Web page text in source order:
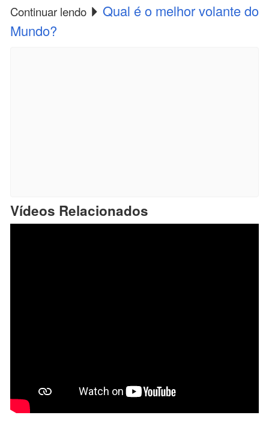
Continuar lendo
Qual é o melhor volante do
Mundo?
Vídeos Relacionados